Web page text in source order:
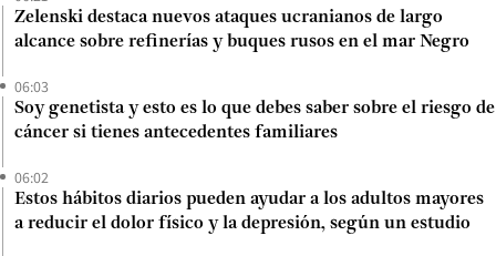
Zelenski destaca nuevos ataques ucranianos de largo
alcance sobre refinerías y buques rusos en el mar Negro
06:03
Soy genetista y esto es lo que debes saber sobre el riesgo de
cáncer si tienes antecedentes familiares
06:02
Estos hábitos diarios pueden ayudar a los adultos mayores
a reducir el dolor físico y la depresión, según un estudio